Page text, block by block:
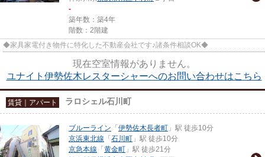
-
築年数：築4年
階数：2階建
◆家具家電付き物件に特化した不動産会社です♪諸条件相談OK◆
現在空室情報がありません。
ユナイト伊勢佐木レスターシャーへのお問い合わせはこちら
賃貸｜アパート ラロシェル石川町
ブルーライン 「 伊勢佐木長者町 」駅 徒歩10分
京浜東北線 「 石川町 」駅 徒歩10分
京急本線 「 黄金町 」駅 徒歩21分